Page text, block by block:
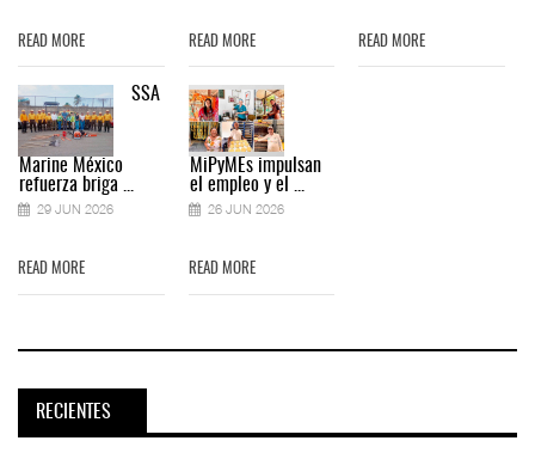
READ MORE
SSA
Marine México
refuerza briga ...
29 JUN 2026
READ MORE
READ MORE
MiPyMEs impulsan
el empleo y el ...
26 JUN 2026
READ MORE
READ MORE
RECIENTES